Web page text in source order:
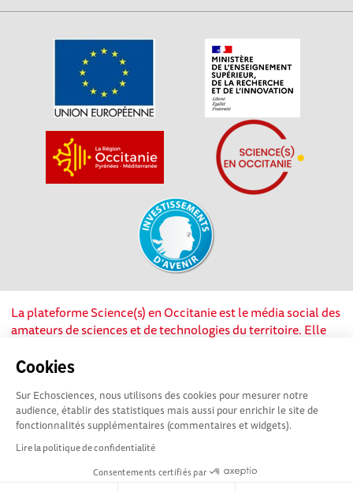
Cookies
Sur Echosciences, nous utilisons des cookies pour mesurer notre
audience, établir des statistiques mais aussi pour enrichir le site de
fonctionnalités supplémentaires (commentaires et widgets).
Lire la politique de confidentialité
Consentements certifiés par
La plateforme Science(s) en Occitanie est le média social des
amateurs de sciences et de technologies du territoire. Elle
soutien de nombreux acteurs locaux. Ce projet est cofinancé
l’Union européenne via les fonds européen de
développement régional. Science(s) en Occitanie est une
plateforme Echosciences by Amcsti.
Mentions légales|Politique de confidentialité